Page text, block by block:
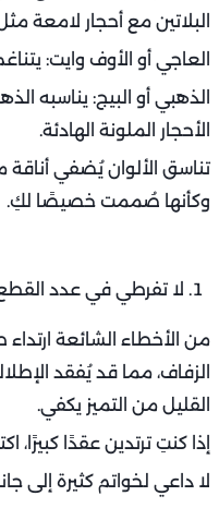
البلاتين مع أحجار لامعة
العاجي أو الأوف وايت:
الذهبي أو البيج: يناسبه
الأحجار الملونة الهادئة.
تناسق الألوان يُضفي
وكأنها صُممت خصيصًا لكِ.
لا تفرطي في عدد
من الأخطاء الشائعة
الزفاف، مما قد يُفقد
القليل من التميز يكفي.
إذا كنتِ ترتدين عقدًا
لا داعي لخواتم كثيرة إلى